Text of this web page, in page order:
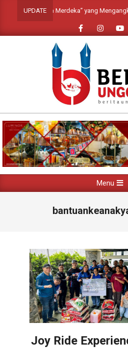
UPDATE
“Rasa Merdeka” yang Mengangkat
Navigation
Menu
Joy Ride